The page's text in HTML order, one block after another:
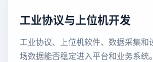
工业协议与上位机开发
工业协议、上位机软件、数据采集和
场数据能否稳定进入平台和业务系统。